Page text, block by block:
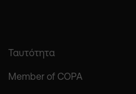
Ταυτότητα
Member of COPA